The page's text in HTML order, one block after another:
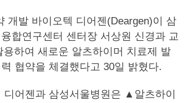
개발 바이오텍 디어젠(Deargen)이 삼
합연구센터 센터장 서상원 신경과 교
용하여 새로운 알츠하이머 치료제 발
협약을 체결했다고 30일 밝혔다.
디어젠과 삼성서울병원은 ▲알츠하이